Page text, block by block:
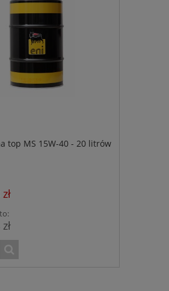
top MS 15W-40 - 20 litrów